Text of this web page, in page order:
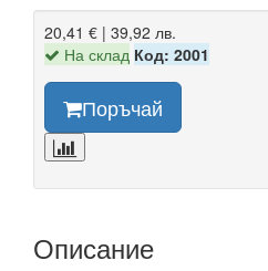
20,41 € | 39,92 лв.
На склад Код: 2001
Поръчай
Описание